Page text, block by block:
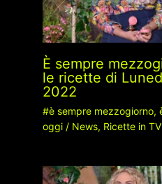
È sempre
le ricette di
2022
#è sempre mezzogiorno,
oggi/ News, Ricette in TV